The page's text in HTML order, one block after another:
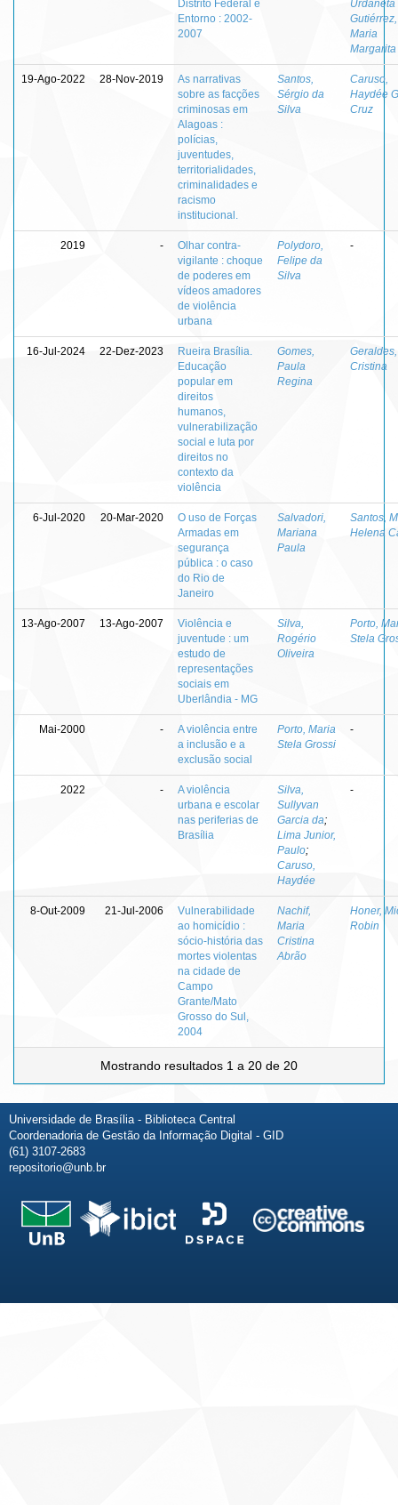
Distrito Federal e
Entorno : 2002-
2007
Urdaneta
Gutiérrez,
Maria
Margarita
19-Ago-2022 28-Nov-2019
As narrativas
sobre as facções
criminosas em
Alagoas :
polícias,
juventudes,
territorialidades,
criminalidades e
racismo
institucional.
Santos,
Sérgio da
Silva
Caruso,
Haydée
Cruz
2019 -
Olhar contra-
vigilante : choque
de poderes em
vídeos amadores
de violência
urbana
Polydoro,
Felipe da
Silva
-
16-Jul-2024 22-Dez-2023
Rueira Brasília.
Educação
popular em
direitos
humanos,
vulnerabilização
social e luta por
direitos no
contexto da
violência
Gomes,
Paula
Regina
Cristina
6-Jul-2020 20-Mar-2020
O uso de Forças
Armadas em
segurança
pública : o caso
do Rio de
Janeiro
Salvadori,
Mariana
Paula
Santos,
Helena
13-Ago-2007 13-Ago-2007
Violência e
juventude : um
estudo de
representações
sociais em
Uberlândia - MG
Silva,
Rogério
Oliveira
Porto,
Stela
Mai-2000 -
A violência entre
a inclusão e a
exclusão social
Porto, Maria
Stela Grossi
-
2022 -
A violência
urbana e escolar
nas periferias de
Brasília
Silva,
Sullyvan
Garcia da;
Lima Junior,
Paulo;
Caruso,
Haydée
-
8-Out-2009 21-Jul-2006
Vulnerabilidade
ao homicídio :
sócio-história das
mortes violentas
na cidade de
Campo
Grante/Mato
Grosso do Sul,
2004
Nachif,
Maria
Cristina
Abrão
Honer,
Robin
Mostrando resultados 1 a 20 de 20
Universidade de Brasília - Biblioteca Central
Coordenadoria de Gestão da Informação Digital - GID
(61) 3107-2683
repositorio@unb.br